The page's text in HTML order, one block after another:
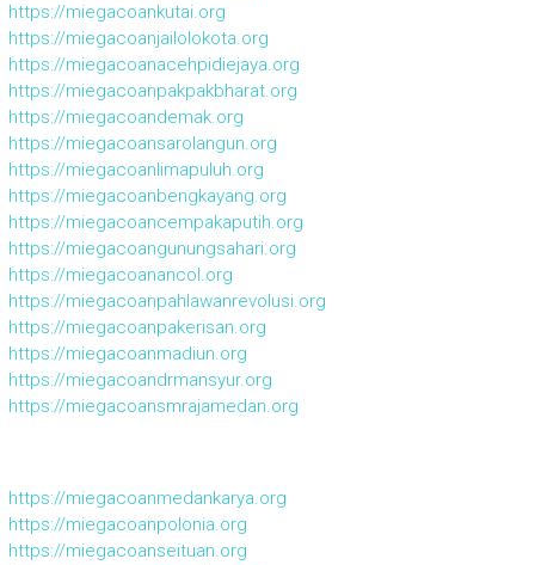
https://miegacoankutai.org
https://miegacoanjailolokota.org
https://miegacoanacehpidiejaya.org
https://miegacoanpakpakbharat.org
https://miegacoandemak.org
https://miegacoansarolangun.org
https://miegacoanlimapuluh.org
https://miegacoanbengkayang.org
https://miegacoancempakaputih.org
https://miegacoangunungsahari.org
https://miegacoanancol.org
https://miegacoanpahlawanrevolusi.org
https://miegacoanpakerisan.org
https://miegacoanmadiun.org
https://miegacoandrmansyur.org
https://miegacoansmrajamedan.org
https://miegacoanmedankarya.org
https://miegacoanpolonia.org
https://miegacoanseituan.org